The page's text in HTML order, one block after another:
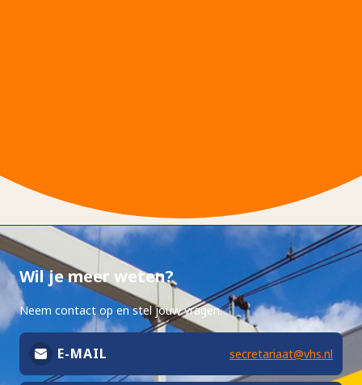
Wil je meer weten?
Neem contact op en stel jouw vragen.
E-MAIL secretariaat@vhs.nl